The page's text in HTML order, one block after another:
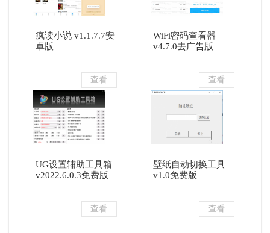
疯读小说 v1.1.7.7安
卓版
查看
WiFi密码查看器
v4.7.0去广告版
查看
UG设置辅助工具箱
v2022.6.0.3免费版
查看
壁纸自动切换工具
v1.0免费版
查看